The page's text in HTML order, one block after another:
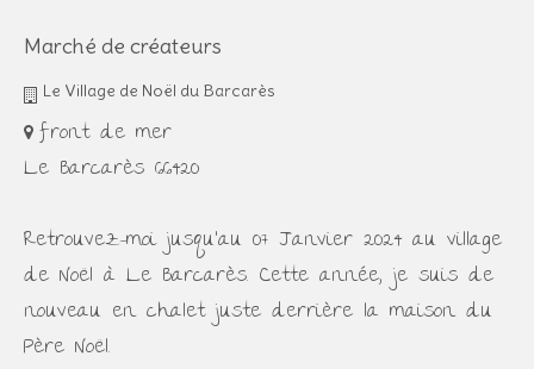
Marché de créateurs
Le Village de Noël du Barcarès
front de mer
Le Barcarès 66420
Retrouvez-moi jusqu'au 07 Janvier 2024 au village
de Noël à Le Barcarès. Cette année, je suis de
nouveau en chalet juste derrière la maison du
Père Noël.